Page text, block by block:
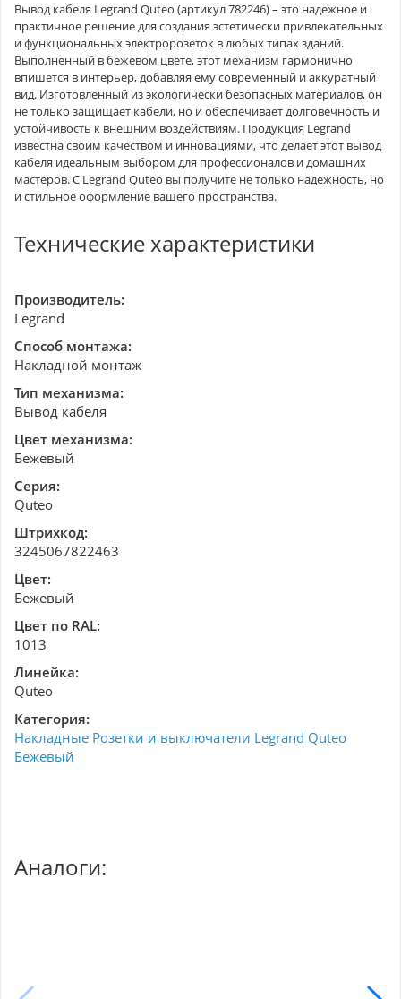
Вывод кабеля Legrand Quteo (артикул 782246) – это надежное и
практичное решение для создания эстетически привлекательных
и функциональных электророзеток в любых типах зданий.
Выполненный в бежевом цвете, этот механизм гармонично
впишется в интерьер, добавляя ему современный и аккуратный
вид. Изготовленный из экологически безопасных материалов, он
не только защищает кабели, но и обеспечивает долговечность и
устойчивость к внешним воздействиям. Продукция Legrand
известна своим качеством и инновациями, что делает этот вывод
кабеля идеальным выбором для профессионалов и домашних
мастеров. С Legrand Quteo вы получите не только надежность, но
и стильное оформление вашего пространства.
Технические характеристики
Производитель:
Legrand
Способ монтажа:
Накладной монтаж
Тип механизма:
Вывод кабеля
Цвет механизма:
Бежевый
Серия:
Quteo
Штрихкод:
3245067822463
Цвет:
Бежевый
Цвет по RAL:
1013
Линейка:
Quteo
Категория:
Накладные Розетки и выключатели Legrand Quteo
Бежевый
Аналоги: